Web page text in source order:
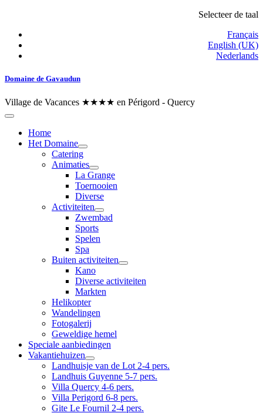
Selecteer de taal
Français
English (UK)
Nederlands
Domaine de Gavaudun
Village de Vacances ★★★★ en Périgord - Quercy
Home
Het Domaine
Catering
Animaties
La Grange
Toernooien
Diverse
Activiteiten
Zwembad
Sports
Spelen
Spa
Buiten activiteiten
Kano
Diverse activiteiten
Markten
Helikopter
Wandelingen
Fotogalerij
Geweldige hemel
Speciale aanbiedingen
Vakantiehuizen
Landhuisje van de Lot 2-4 pers.
Landhuis Guyenne 5-7 pers.
Villa Quercy 4-6 pers.
Villa Perigord 6-8 pers.
Gite Le Fournil 2-4 pers.